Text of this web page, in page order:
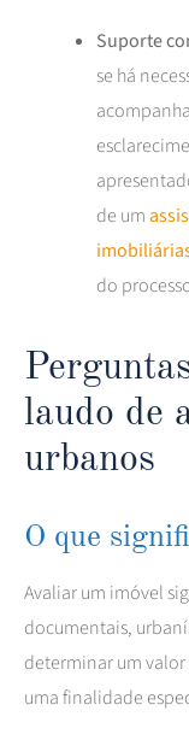
Suporte
se há
de um
do
laudo de
urbanos
O que
Avaliar um imóvel
documentais,
determinar um
uma finalidade